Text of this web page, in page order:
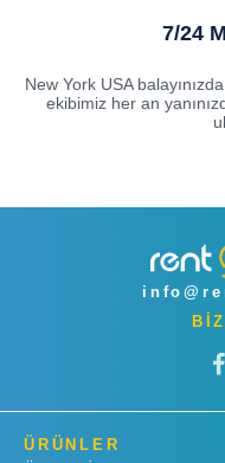
7/24
New York USA
ekibimiz her an
ÜRÜNLER